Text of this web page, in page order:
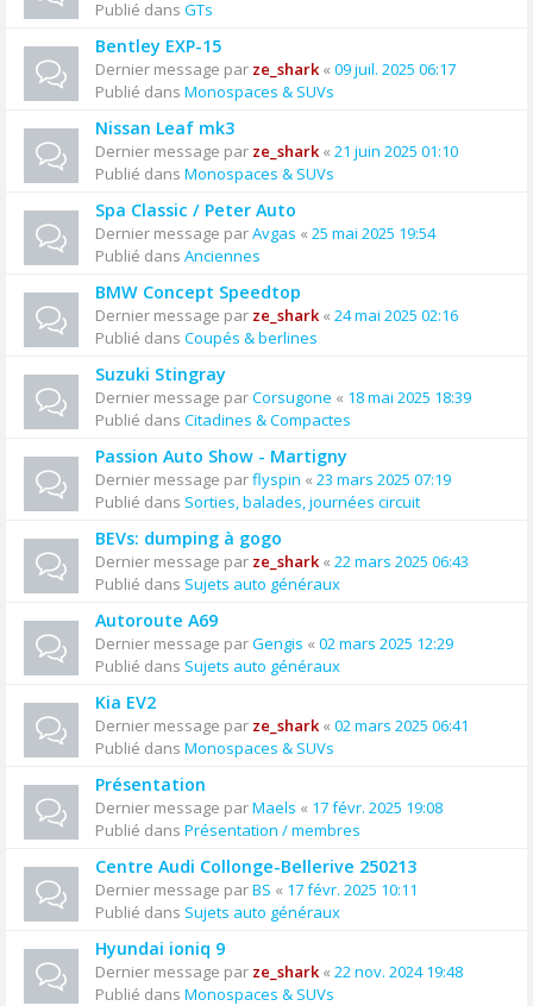
Publié dans GTs
Bentley EXP-15
Dernier message par ze_shark« 09 juil. 2025 06:17
Publié dans Monospaces & SUVs
Nissan Leaf mk3
Dernier message par ze_shark« 21 juin 2025 01:10
Publié dans Monospaces & SUVs
Spa Classic / Peter Auto
Dernier message parAvgas « 25 mai 2025 19:54
Publié dans Anciennes
BMW Concept Speedtop
Dernier message par ze_shark« 24 mai 2025 02:16
Publié dans Coupés & berlines
Suzuki Stingray
Dernier message parCorsugone « 18 mai 2025 18:39
Publié dans Citadines & Compactes
Passion Auto Show - Martigny
Dernier message parflyspin « 23 mars 2025 07:19
Publié dans Sorties, balades, journées circuit
BEVs: dumping à gogo
Dernier message par ze_shark« 22 mars 2025 06:43
Publié dans Sujets auto généraux
Autoroute A69
Dernier message parGengis « 02 mars 2025 12:29
Publié dans Sujets auto généraux
Kia EV2
Dernier message par ze_shark« 02 mars 2025 06:41
Publié dans Monospaces & SUVs
Présentation
Dernier message parMaels « 17 févr. 2025 19:08
Publié dans Présentation / membres
Centre Audi Collonge-Bellerive 250213
Dernier message parBS « 17 févr. 2025 10:11
Publié dans Sujets auto généraux
Hyundai ioniq 9
Dernier message par ze_shark« 22 nov. 2024 19:48
Publié dans Monospaces & SUVs